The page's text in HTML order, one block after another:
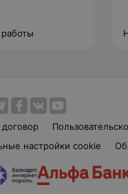
настройки cookie